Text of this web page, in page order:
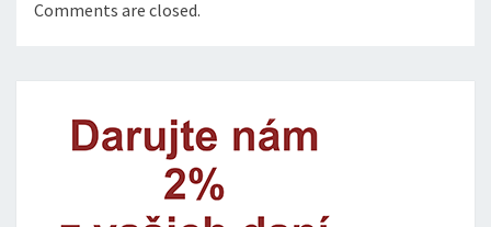
Comments are closed.